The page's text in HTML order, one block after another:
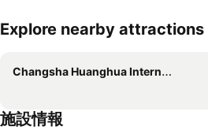
Explore nearby attractions
Changsha Huanghua International Airport
施設情報